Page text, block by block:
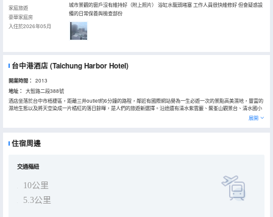
家庭旅遊
豪華家庭房
入住於2026年05月
城市景觀的窗戶沒有維持好（附上照片） 浴缸水龍頭堵塞 工作人員很快維修好 但會疑惑設
備的日常保養與檢查部份
台中港酒店(Taichung Harbor Hotel)
開業時間： 2013
地址：
大智路二段388號
酒店坐落於台中市梧棲區，距離三井outlet約6分鐘的路程，鄰近有國際網站譽為一生必遊一次的景點高美濕地，豐富的
濕地生態以及將天空染成一片橘紅的落日餘暉，是人們的旅遊新選擇。沿途還有清水紫雲巖、鰲峯山觀景台、清水國小
（百年日式校舍）、港區藝術中心、沙鹿「美仁裏彩繪巷」（全台首創屬於台灣味的復古彩繪）、梧棲老街廟宇巡禮探
體驗。酒店提供舒適優雅的空間，用心款待與迎接每位貴賓的到來。
營業人名稱：久福興業股份有限公司
展開
住宿周邊
交通樞紐
10公里
5.3公里